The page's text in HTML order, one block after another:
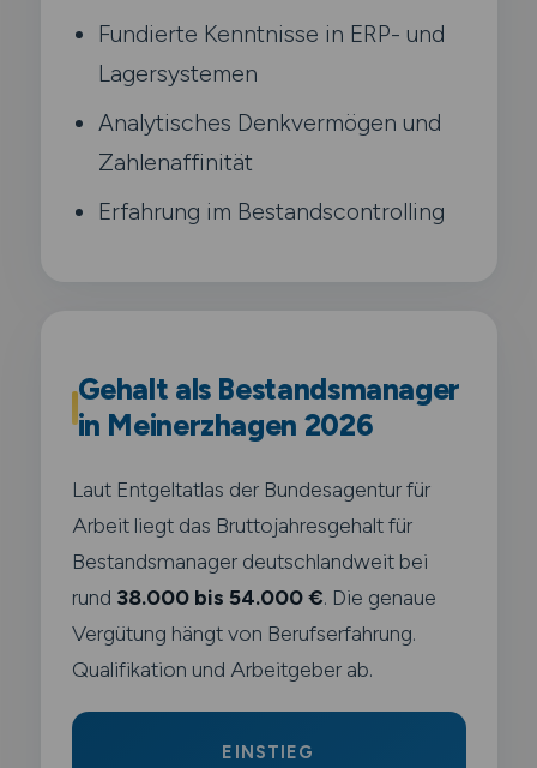
Fundierte Kenntnisse in ERP- und
Lagersystemen
Analytisches Denkvermögen und
Zahlenaffinität
Erfahrung im Bestandscontrolling
Gehalt als Bestandsmanager
in Meinerzhagen 2026
Laut Entgeltatlas der Bundesagentur für
Arbeit liegt das Bruttojahresgehalt für
Bestandsmanager deutschlandweit bei
rund 38.000 bis 54.000 €. Die genaue
Vergütung hängt von Berufserfahrung.
Qualifikation und Arbeitgeber ab.
EINSTIEG